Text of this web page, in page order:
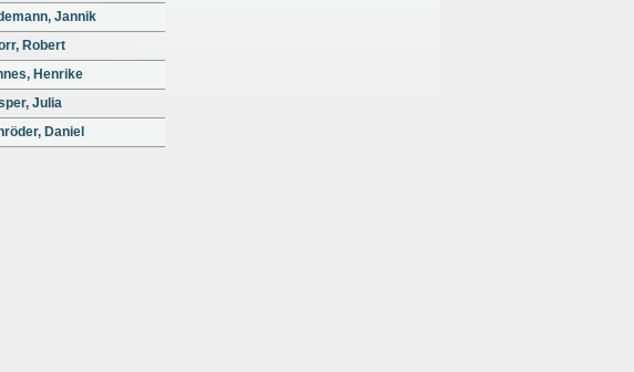
Jannik
Robert
Henrike
Julia
Daniel